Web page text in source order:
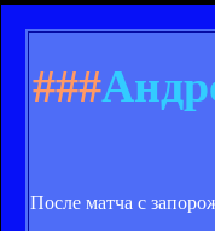
###
После матча с